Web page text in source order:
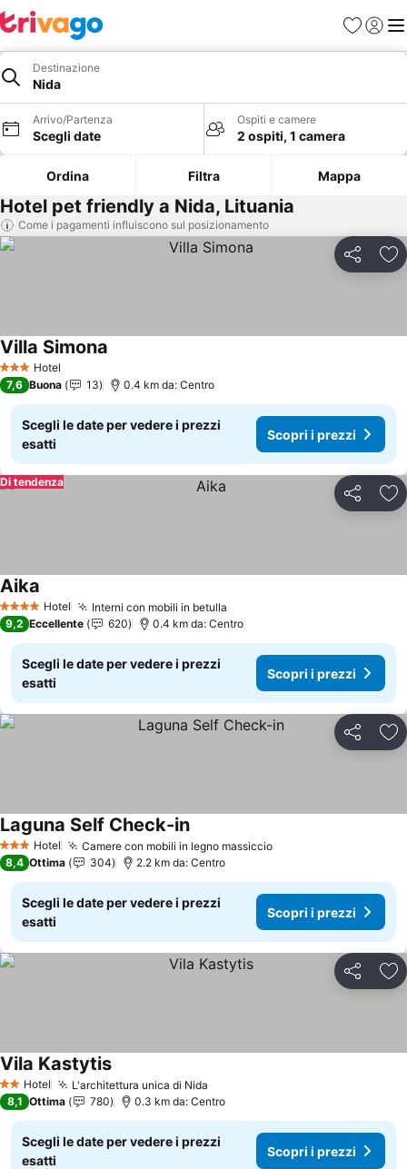
PreferitiAccedi
Destinazione
Nida
Arrivo/Partenza
Scegli date
Ospiti e camere
2 ospiti, 1 camera
Ordina Filtra Mappa
Hotel pet friendly a Nida, Lituania
Come i pagamenti influiscono sul posizionamento
Condividi
3 StelleHotel
Villa Simona
7,6 Buona 13 0.4 km da: Centro
Scegli le date per vedere i prezzi
esatti
Scopri i prezzi
Condividi
Di tendenza
4 Stelle Hotel Interni con mobili in betulla
Aika
9,2 Eccellente 620 0.4 km da: Centro
Scegli le date per vedere i prezzi
esatti
Scopri i prezzi
Condividi
3 StelleHotel Camere con mobili in legno massiccioScopri i prezzi
Laguna Self Check-inScopri i prezzi
8,4 Ottima 304 2.2 km da: Centro
Scegli le date per vedere i prezzi
esatti
Scopri i prezzi
Condividi
2 StelleHotel L'architettura unica di Nida
Vila KastytisScopri i prezzi
8,1 Ottima 780 0.3 km da: Centro
Scegli le date per vedere i prezzi
esatti
Scopri i prezzi